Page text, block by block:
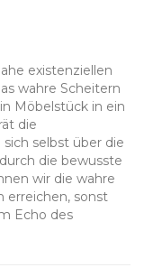
existenziellen
wahre Scheitern
Möbelstück in ein
die
selbst über die
die bewusste
wir die wahre
erreichen, sonst
Echo des